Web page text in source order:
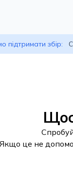
підтримати збір:
Якщо це не